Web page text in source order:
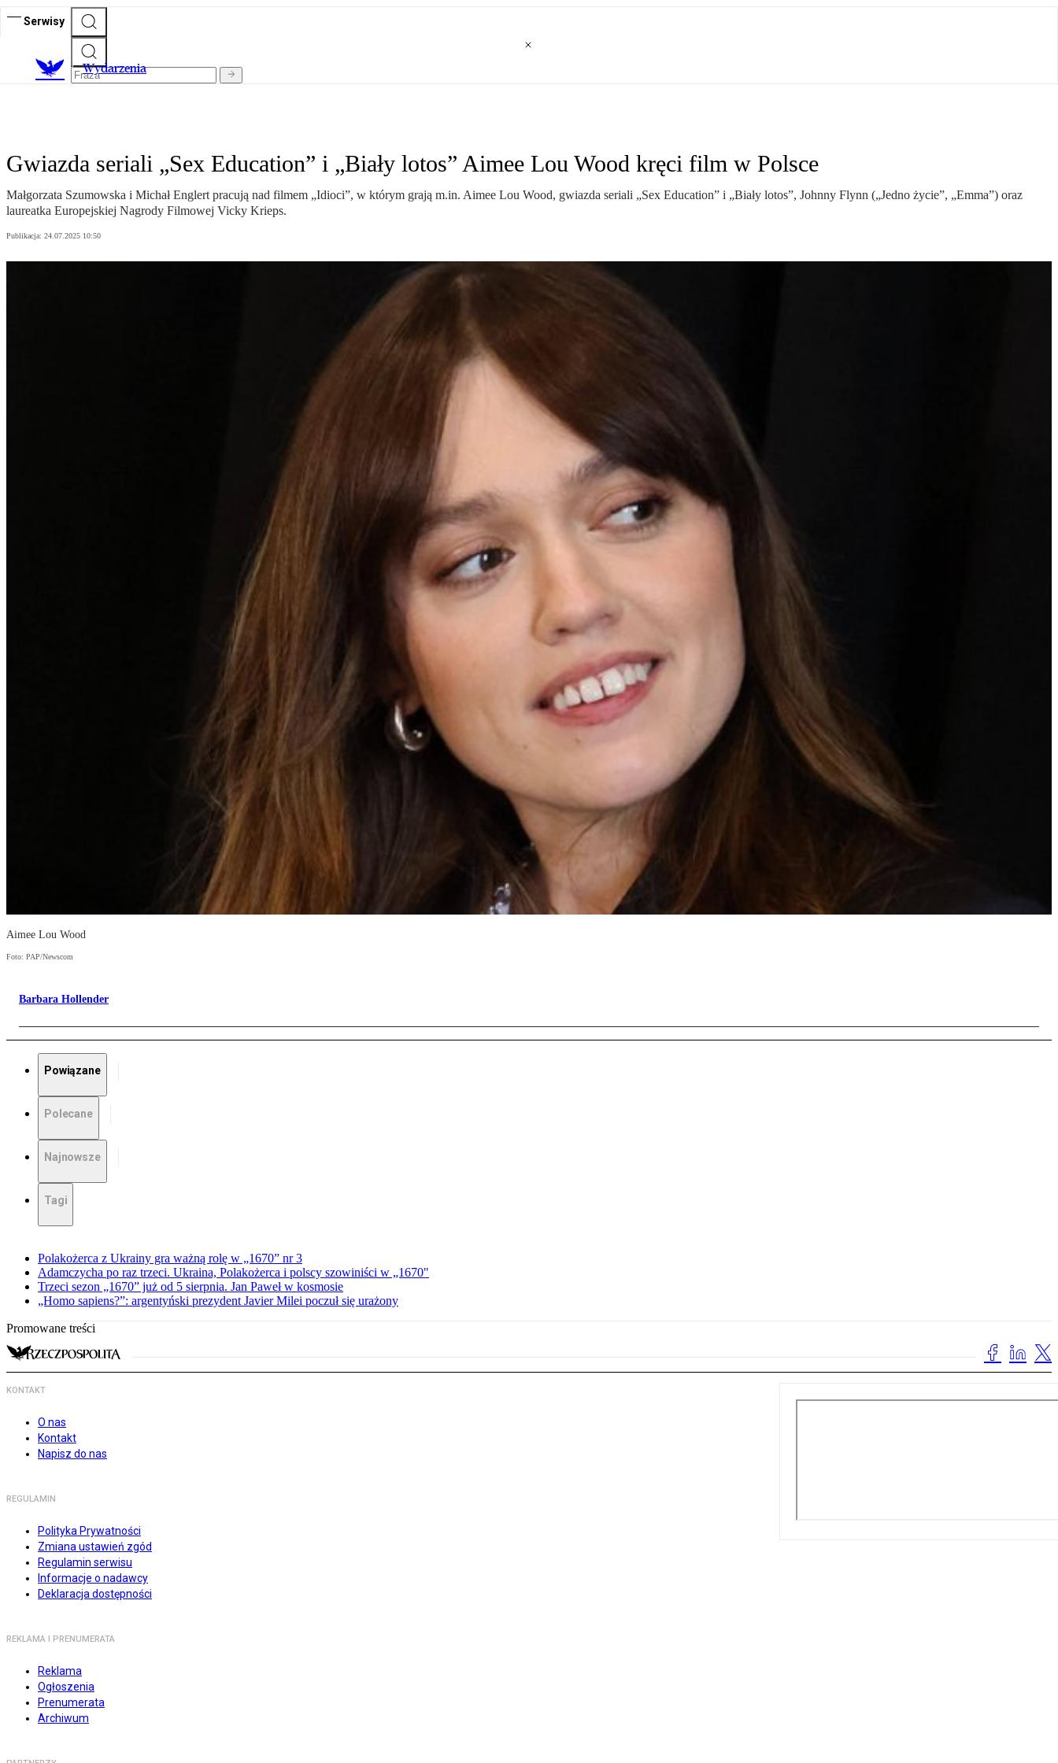
Serwisy
Wydarzenia
Gwiazda seriali „Sex Education” i „Biały lotos” Aimee Lou Wood kręci film w Polsce
Małgorzata Szumowska i Michał Englert pracują nad filmem „Idioci”, w którym grają m.in. Aimee Lou Wood, gwiazda seriali „Sex Education” i „Biały lotos”, Johnny Flynn („Jedno życie”, „Emma”) oraz
laureatka Europejskiej Nagrody Filmowej Vicky Krieps.
Publikacja: 24.07.2025 10:50
Aimee Lou Wood
Foto: PAP/Newscom
Barbara Hollender
Powiązane
Polecane
Najnowsze
Tagi
Polakożerca z Ukrainy gra ważną rolę w „1670” nr 3
Adamczycha po raz trzeci. Ukraina, Polakożerca i polscy szowiniści w „1670"
Trzeci sezon „1670” już od 5 sierpnia. Jan Paweł w kosmosie
„Homo sapiens?”: argentyński prezydent Javier Milei poczuł się urażony
Promowane treści
KONTAKT
O nas
Kontakt
Napisz do nas
REGULAMIN
Polityka Prywatności
Zmiana ustawień zgód
Regulamin serwisu
Informacje o nadawcy
Deklaracja dostępności
REKLAMA I PRENUMERATA
Reklama
Ogłoszenia
Prenumerata
Archiwum